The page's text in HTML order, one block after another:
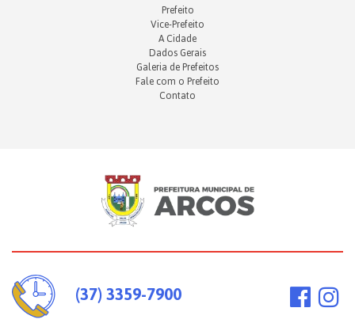
(37) 3359-7900
Prefeito
Vice-Prefeito
A Cidade
Dados Gerais
Galeria de Prefeitos
Fale com o Prefeito
Contato